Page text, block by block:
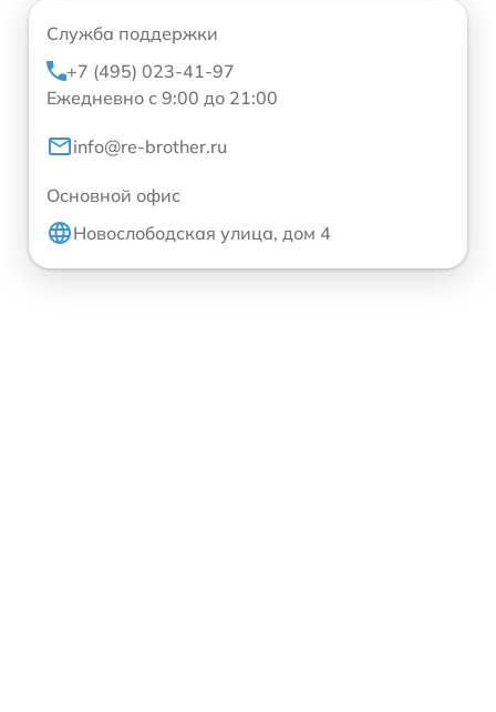
Служба поддержки
+7 (495) 023-41-97
Ежедневно с 9:00 до 21:00
info@re-brother.ru
Основной офис
Новослободская улица, дом 4